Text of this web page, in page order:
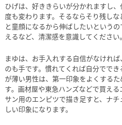
ひげは、好ききらいが分かれますし
度も変わります。そるならそり残し
と童顔になるから伸ばしたいという
えるなど、清潔感を意識してください。
まゆは、お手入れする自信がなけれ
のも手です。慣れてくれば自分でで
が薄い男性は、第一印象をよくする
す。画材屋や東急ハンズなどで買え
サン用のエンピツで描き足すと、ナ
しい印象になります。